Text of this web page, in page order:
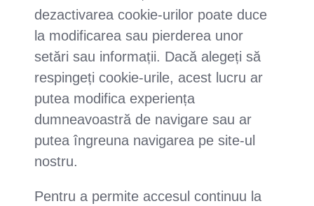
dezactivarea cookie-urilor poate duce
la modificarea sau pierderea unor
setări sau informații. Dacă alegeți să
respingeți cookie-urile, acest lucru ar
putea modifica experiența
dumneavoastră de navigare sau ar
putea îngreuna navigarea pe site-ul
nostru.
Pentru a permite accesul continuu la